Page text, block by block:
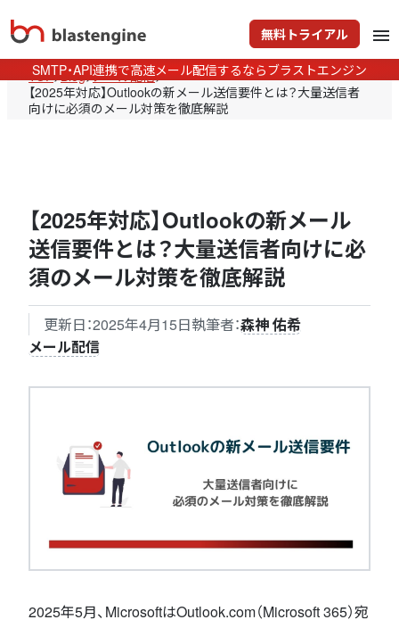
無料トライアル menu
SMTP・API連携で高速メール配信するならブラストエンジン
TOP>Blog>メール配信>
【2025年対応】Outlookの新メール送信要件とは？大量送信者
向けに必須のメール対策を徹底解説
【2025年対応】Outlookの新メール
送信要件とは？大量送信者向けに必
須のメール対策を徹底解説
更新日：2025年4月15日執筆者：森神 佑希
メール配信
2025年5月、MicrosoftはOutlook.com（Microsoft 365）宛